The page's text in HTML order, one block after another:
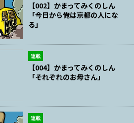
【002】かまってみくのしん
「今日から俺は京都の人にな
る」
連載
【004】かまってみくのしん
「それぞれのお母さん」
連載